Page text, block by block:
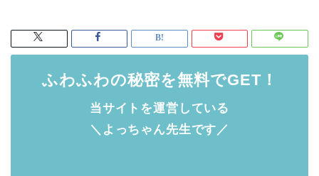
ふわふわの秘密を無料でGET！
当サイトを運営している
＼よっちゃん先生です／